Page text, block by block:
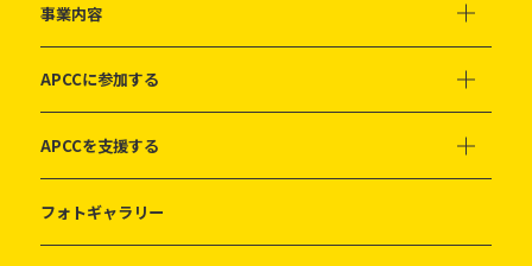
事業内容
APCCに参加する
APCCを支援する
フォトギャラリー